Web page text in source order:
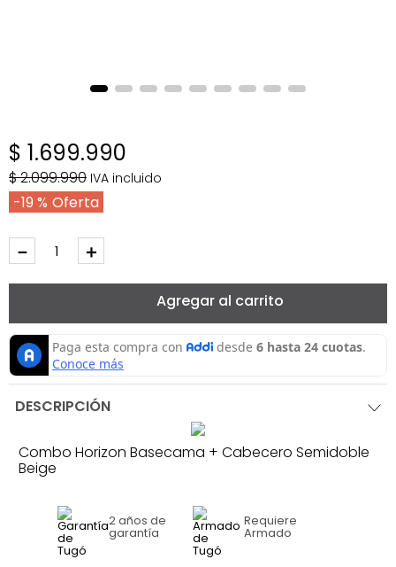
$ 1.699.990
$2.099.990 IVA incluido
19 %
＋
－
Agregar al carrito
DESCRIPCIÓN
Combo Horizon Basecama + Cabecero Semidoble
Beige
2 años de
garantía
Requiere
Armado